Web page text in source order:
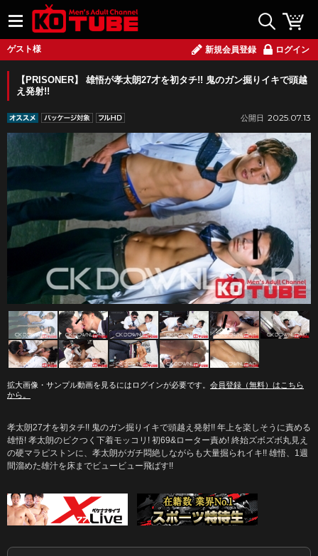
ゲスト様 新規会員登録 ログイン
【PRISONER】 雄悟が孝太朗27才を初タチ!! 鬼のガン掘りイキで頭越
え発射!!
2025.07.13
拡大画像・サンプル動画を見るにはログインが必要です。 会員登録（無料）はこちら
から。
孝太朗27才を初タチ!! 鬼のガン掘りイキで頭越え発射!! 年上を楽しそうに責める
雄悟! 孝太朗のビクつく下着モッコリ! 初69&ローター責め! 終始ズボズボ丸見え
の硬マラピストンに、孝太朗がガチ悶絶しながらも大量掘られイキ!! 雄悟、1週
間溜めた雄汁を床までビュービュー飛ばす!!